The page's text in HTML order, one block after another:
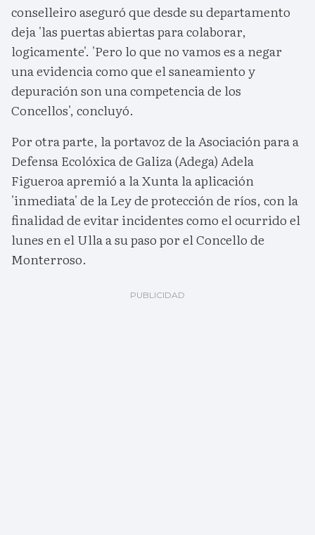
conselleiro aseguró que desde su departamento
deja 'las puertas abiertas para colaborar,
logicamente'. 'Pero lo que no vamos es a negar
una evidencia como que el saneamiento y
depuración son una competencia de los
Concellos', concluyó.
Por otra parte, la portavoz de la Asociación para a
Defensa Ecolóxica de Galiza (Adega) Adela
Figueroa apremió a la Xunta la aplicación
'inmediata' de la Ley de protección de ríos, con la
finalidad de evitar incidentes como el ocurrido el
lunes en el Ulla a su paso por el Concello de
Monterroso.